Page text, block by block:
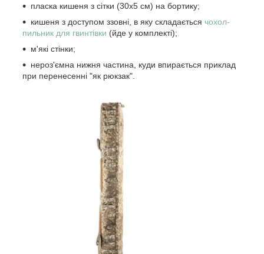
пласка кишеня з сітки (30х5 см) на бортику;
кишеня з доступом ззовні, в яку складається чохол-
пильник для гвинтівки (йде у комплекті);
м'які стінки;
нероз'ємна нижня частина, куди впирається приклад
при перенесенні "як рюкзак".